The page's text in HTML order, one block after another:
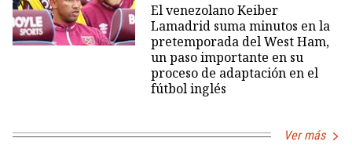
El venezolano Keiber
Lamadrid suma minutos en la
pretemporada del West Ham,
un paso importante en su
proceso de adaptación en el
fútbol inglés
Ver más